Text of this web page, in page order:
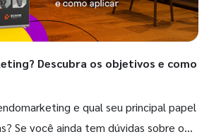
Descubra os objetivos e como
e qual seu principal papel
Se você ainda tem dúvidas sobre o